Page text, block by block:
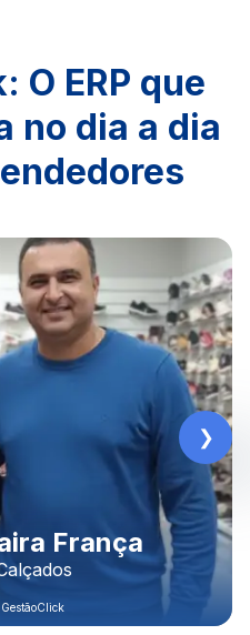
O ERP que
no dia a dia
Morais
LTDA